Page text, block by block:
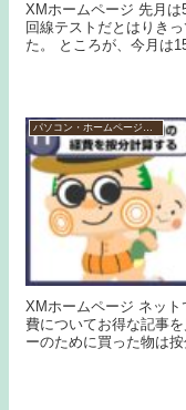
XMホームページ 先月は500GBを超える通信量を達成して、今月も
回線テストだとはりき
た。 ところが、今月は15日目にして350GBを超える通信量を達成し
パソコン・ホームページ作成
XMホームページ ネットでアフィリエイトのことを調べていたら、経
費についてお得な記事を見つけました なん
ーのために買った物は按分